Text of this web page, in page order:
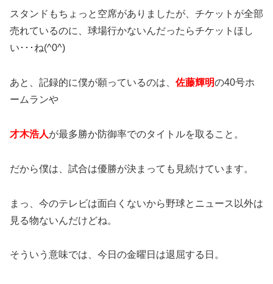
スタンドもちょっと空席がありましたが、チケットが全部
売れているのに、球場行かないんだったらチケットほし
い･･･ね(^0^)
あと、記録的に僕が願っているのは、 佐藤輝明の40号ホ
ームランや
才木浩人が最多勝か防御率でのタイトルを取ること。
だから僕は、試合は優勝が決まっても見続けています。
まっ、今のテレビは面白くないから野球とニュース以外は
見る物ないんだけどね。
そういう意味では、今日の金曜日は退屈する日。